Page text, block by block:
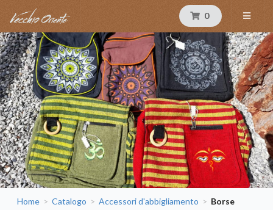
0
Home > Catalogo > Accessori d'abbigliamento > Borse